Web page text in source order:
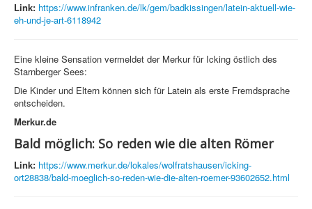
Link: https://www.infranken.de/lk/gem/badkissingen/latein-aktuell-wie-
eh-und-je-art-6118942
Eine kleine Sensation vermeldet der Merkur für Icking östlich des
Starnberger Sees:
Die Kinder und Eltern können sich für Latein als erste Fremdsprache
entscheiden.
Merkur.de
Bald möglich: So reden wie die alten Römer
Link: https://www.merkur.de/lokales/wolfratshausen/icking-
ort28838/bald-moeglich-so-reden-wie-die-alten-roemer-93602652.html